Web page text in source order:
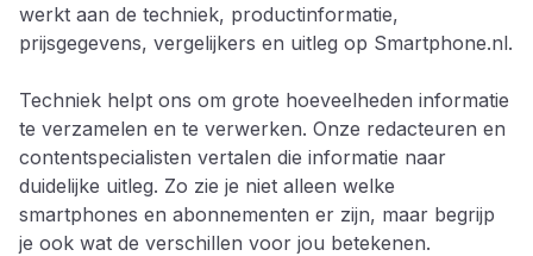
werkt aan de techniek, productinformatie,
prijsgegevens, vergelijkers en uitleg op Smartphone.nl.
Techniek helpt ons om grote hoeveelheden informatie
te verzamelen en te verwerken. Onze redacteuren en
contentspecialisten vertalen die informatie naar
duidelijke uitleg. Zo zie je niet alleen welke
smartphones en abonnementen er zijn, maar begrijp
je ook wat de verschillen voor jou betekenen.